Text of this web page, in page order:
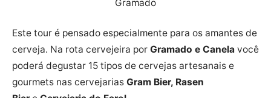
Gramado
Este tour é pensado especialmente para os amantes de
cerveja. Na rota cervejeira por Gramado e Canela você
poderá degustar 15 tipos de cervejas artesanais e
gourmets nas cervejarias Gram Bier, Rasen